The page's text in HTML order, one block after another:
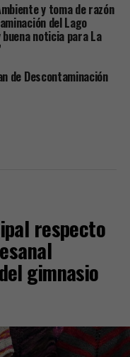
y toma de razón
del Lago
noticia para La
de Descontaminación
respecto
gimnasio